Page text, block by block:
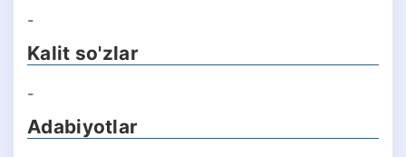
-
Kalit so'zlar
-
Adabiyotlar